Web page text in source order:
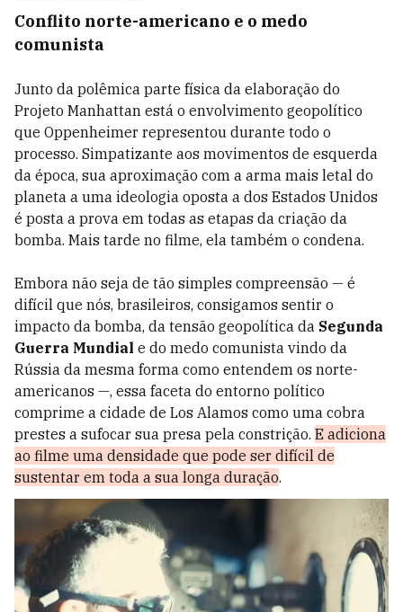
Conflito norte-americano e o medo
comunista
Junto da polêmica parte física da elaboração do
Projeto Manhattan está o envolvimento geopolítico
que Oppenheimer representou durante todo o
processo. Simpatizante aos movimentos de esquerda
da época, sua aproximação com a arma mais letal do
planeta a uma ideologia oposta a dos Estados Unidos
é posta a prova em todas as etapas da criação da
bomba. Mais tarde no filme, ela também o condena.
Embora não seja de tão simples compreensão — é
difícil que nós, brasileiros, consigamos sentir o
impacto da bomba, da tensão geopolítica da Segunda
Guerra Mundial e do medo comunista vindo da
Rússia da mesma forma como entendem os norte-
americanos —, essa faceta do entorno político
comprime a cidade de Los Alamos como uma cobra
prestes a sufocar sua presa pela constrição. E adiciona
ao filme uma densidade que pode ser difícil de
sustentar em toda a sua longa duração.